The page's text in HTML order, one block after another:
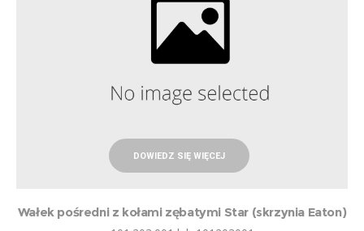
DOWIEDZ SIĘ WIĘCEJ
Wałek pośredni z kołami zębatymi Star (skrzynia Eaton)